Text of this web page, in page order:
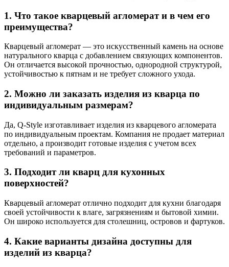
1. Что такое кварцевый агломерат и в чем его
преимущества?
Кварцевый агломерат — это искусственный камень на основе
натурального кварца с добавлением связующих компонентов.
Он отличается высокой прочностью, однородной структурой,
устойчивостью к пятнам и не требует сложного ухода.
2. Можно ли заказать изделия из кварца по
индивидуальным размерам?
Да, Q-Style изготавливает изделия из кварцевого агломерата
по индивидуальным проектам. Компания не продает материал
отдельно, а производит готовые изделия с учетом всех
требований и параметров.
3. Подходит ли кварц для кухонных
поверхностей?
Кварцевый агломерат отлично подходит для кухни благодаря
своей устойчивости к влаге, загрязнениям и бытовой химии.
Он широко используется для столешниц, островов и фартуков.
4. Какие варианты дизайна доступны для
изделий из кварца?